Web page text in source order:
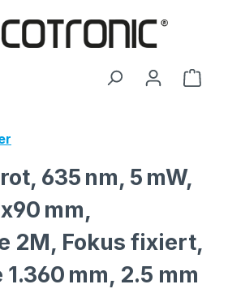
635 nm, 5 mW,
mm,
2M, Fokus fixiert,
mm, 2.5 mm